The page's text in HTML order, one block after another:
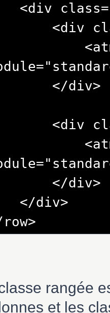
div>
div>
rangée
et les